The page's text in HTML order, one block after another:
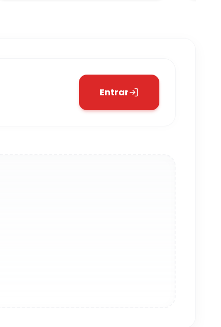
Entrar